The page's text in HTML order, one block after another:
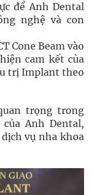
để Anh Dental
nghệ và con
Cone Beam vào
cam kết của
trị Implant theo
trọng trong
Anh Dental,
vụ nha khoa